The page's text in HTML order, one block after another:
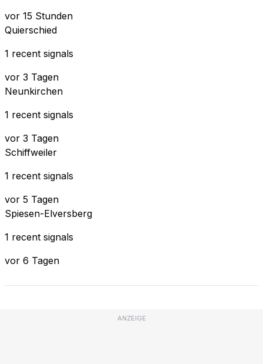
vor 15 Stunden
Quierschied
1 recent signals
vor 3 Tagen
Neunkirchen
1 recent signals
vor 3 Tagen
Schiffweiler
1 recent signals
vor 5 Tagen
Spiesen-Elversberg
1 recent signals
vor 6 Tagen
ANZEIGE